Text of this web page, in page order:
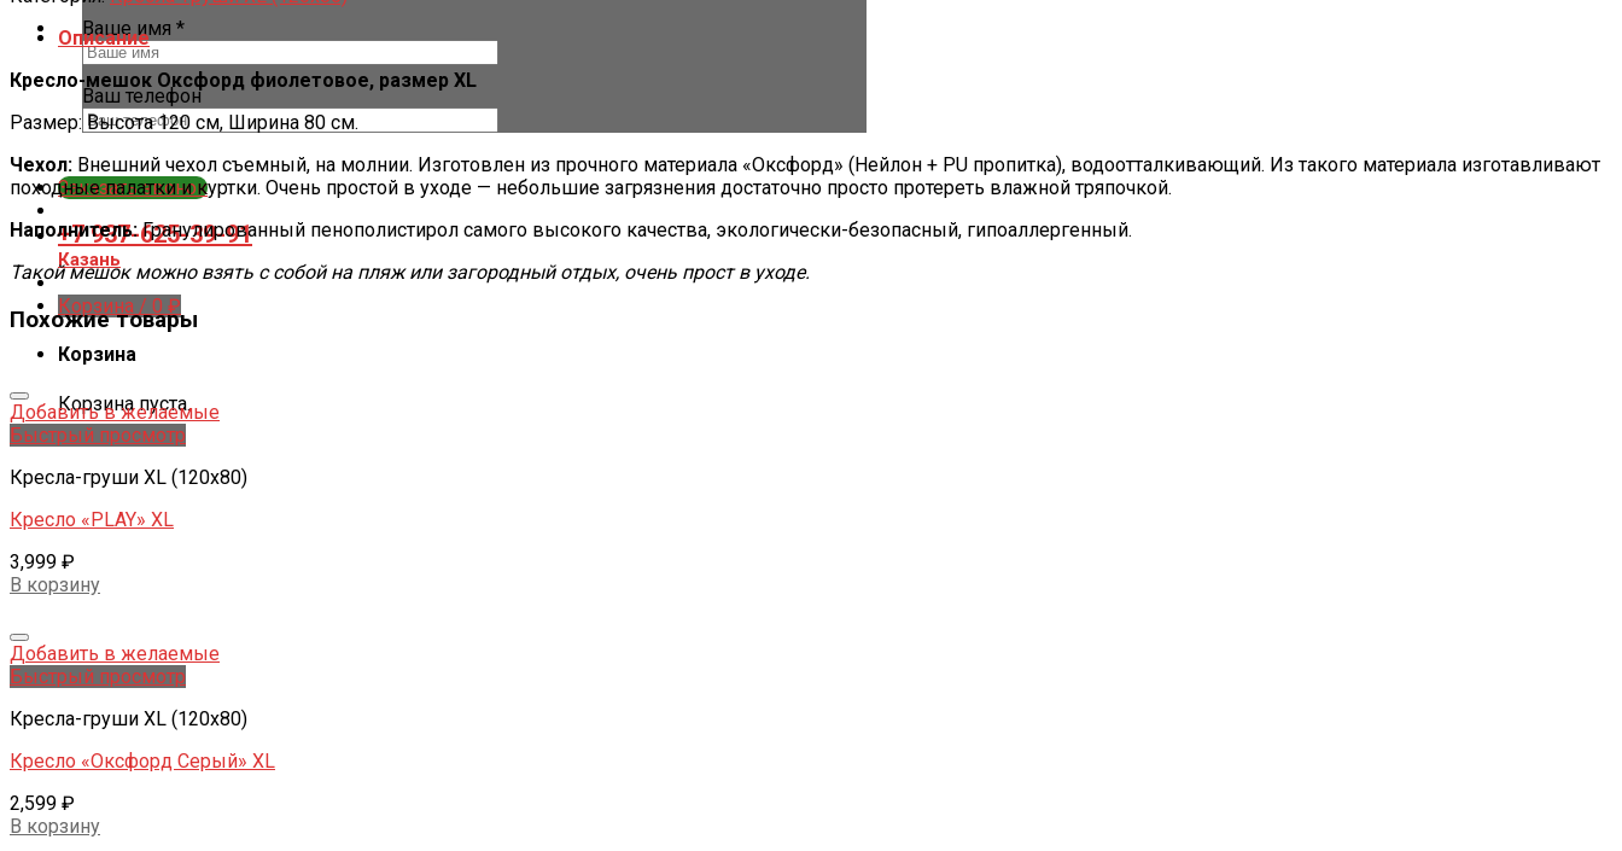
Ваше имя *
Ваш телефон
Заказать звонок
+7 937-625-39-91
Казань
Корзина / 0 ₽
Корзина
Корзина пуста.
Описание
Кресло-мешок Оксфорд фиолетовое, размер XL
Размер: Высота 120 см, Ширина 80 см.
Чехол: Внешний чехол съемный, на молнии. Изготовлен из прочного материала «Оксфорд» (Нейлон + PU пропитка), водоотталкивающий. Из такого материала изготавливают
походные палатки и куртки. Очень простой в уходе — небольшие загрязнения достаточно просто протереть влажной тряпочкой.
Наполнитель:Гранулированный пенополистирол самого высокого качества, экологически-безопасный, гипоаллергенный.
Такой мешок можно взять с собой на пляж или загородный отдых, очень прост в уходе.
Похожие товары
Добавить в желаемые
Быстрый просмотр
Кресла-груши XL (120x80)
Кресло «PLAY» XL
3,999 ₽
В корзину
Добавить в желаемые
Быстрый просмотр
Кресла-груши XL (120x80)
Кресло «Оксфорд Серый» XL
2,599 ₽
В корзину